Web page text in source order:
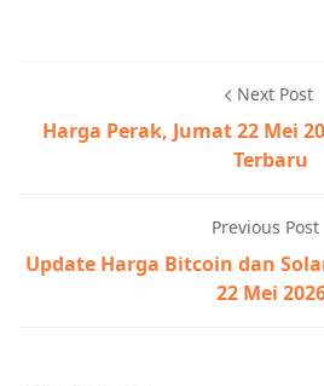
Next Post
Harga Perak, Jumat 22 Mei
Terbaru
Previous Post
Update Harga Bitcoin dan
22 Mei